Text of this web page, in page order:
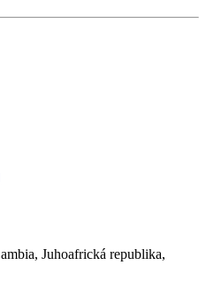
Juhoafrická republika,